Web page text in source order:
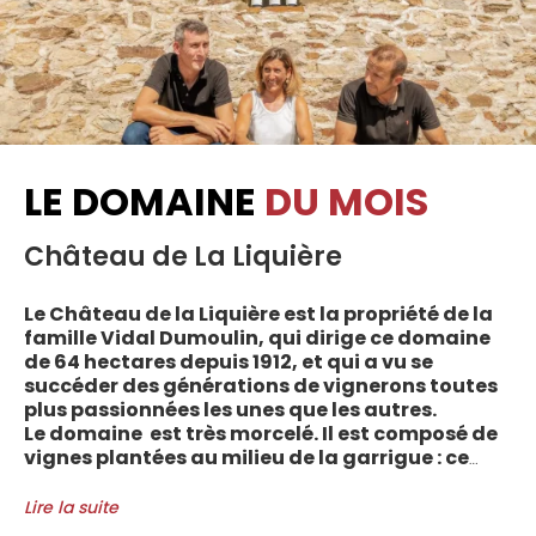
LE DOMAINE DU MOIS
Château de La Liquière
Le Château de la Liquière est la propriété de la
famille Vidal Dumoulin, qui dirige ce domaine
de 64 hectares depuis 1912, et qui a vu se
succéder des générations de vignerons toutes
plus passionnées les unes que les autres.
Le domaine est très morcelé. Il est composé de
vignes plantées au milieu de la garrigue : ce
entre les villages d’Autignac, Caussiniojouls,
Lire la suite